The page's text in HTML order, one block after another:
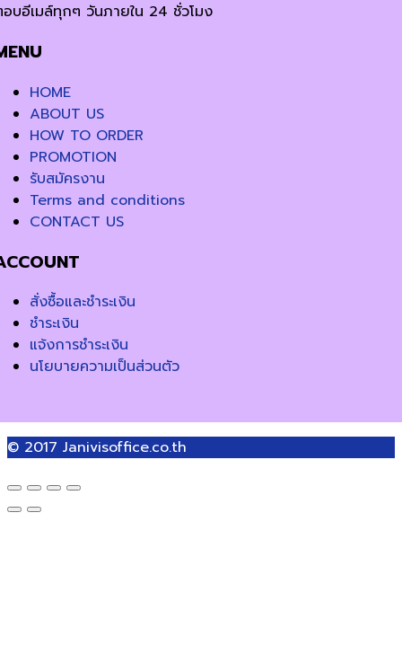
บอีเมล์ทุกๆ วันภายใน 24 ชั่วโมง
HOME
ABOUT US
HOW TO ORDER
PROMOTION
รับสมัครงาน
Terms and conditions
CONTACT US
สั่งซื้อและชำระเงิน
ชำระเงิน
แจ้งการชำระเงิน
นโยบายความเป็นส่วนตัว
© 2017 Janivisoffice.co.th